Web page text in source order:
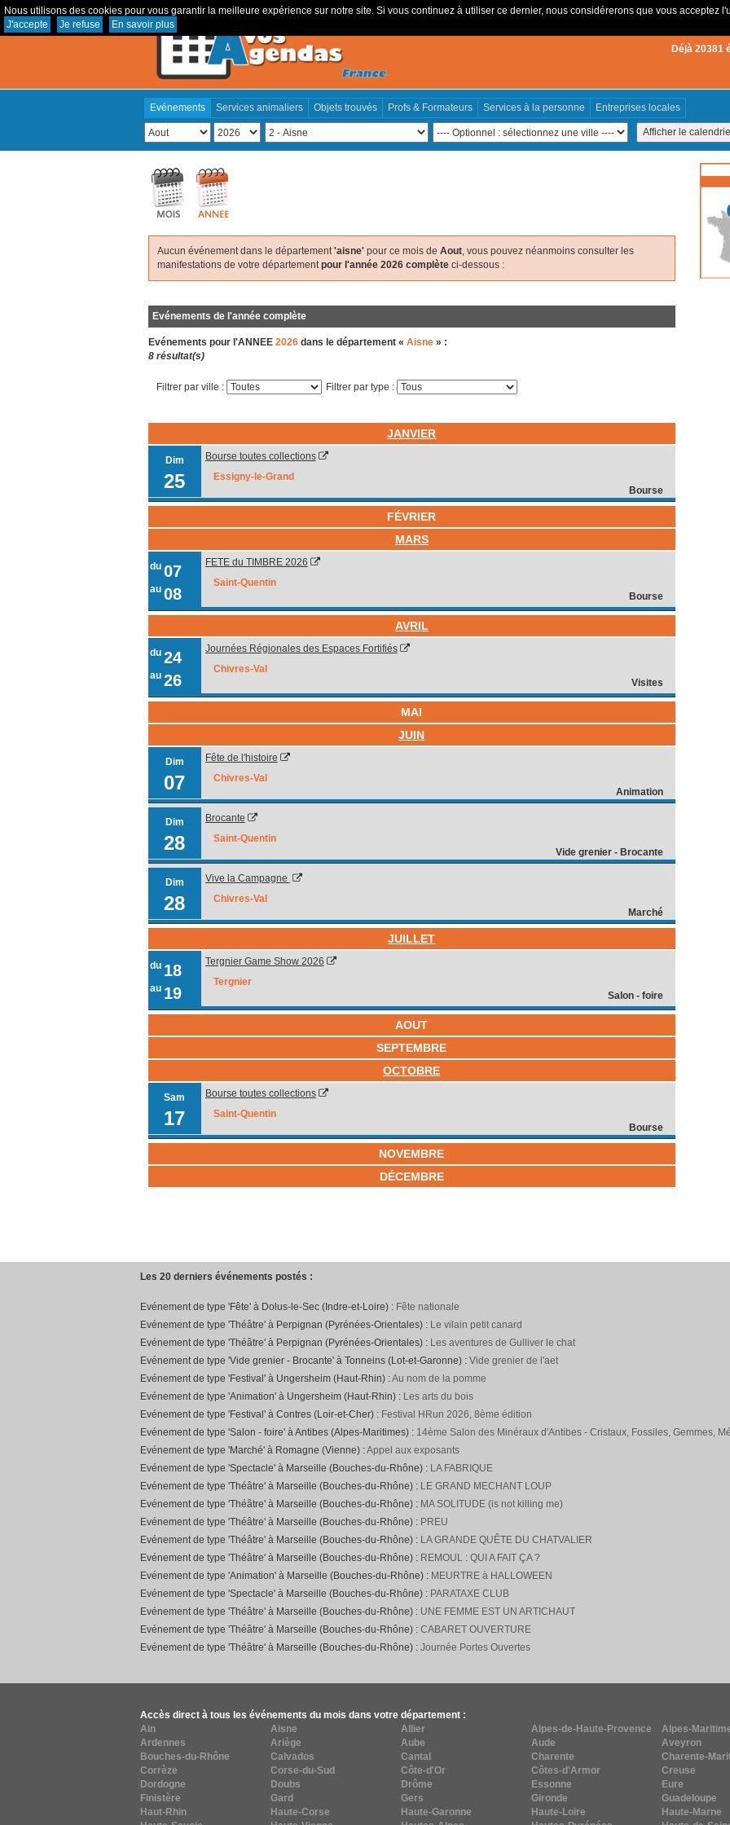
Nous utilisons des cookies pour vous garantir la meilleure expérience sur notre site. Si vous continuez à utiliser ce dernier, nous considérerons que vous acceptez
J'accepte
Je refuse En savoir plus
Déjà 20381
Evénements Services animaliers Objets trouvés Profs & Formateurs Services à la personne Entreprises locales
Aucun événement dans le département'aisne' pour ce mois de Aout, vous pouvez néanmoins consulter les
manifestations de votre départementpour l'année 2026 complète ci-dessous :
Evénements de l'année complète
Evénements pour l'ANNEE 2026 dans le département « Aisne » :
8 résultat(s)
Filtrer par ville : Filtrer par type :
JANVIER
Dim
25
Bourse toutes collections
Essigny-le-Grand
Bourse
FÉVRIER
MARS
du 07
au 08
FETE du TIMBRE 2026
Saint-Quentin
Bourse
AVRIL
du 24
au 26
Journées Régionales des Espaces Fortifiés
Chivres-Val
Visites
MAI
JUIN
Dim
07
Fête de l'histoire
Chivres-Val
Animation
Dim
28
Brocante
Saint-Quentin
Vide grenier - Brocante
Dim
28
Vive la Campagne
Chivres-Val
Marché
JUILLET
du 18
au 19
Tergnier Game Show 2026
Tergnier
Salon - foire
AOUT
SEPTEMBRE
OCTOBRE
Sam
17
Bourse toutes collections
Saint-Quentin
Bourse
NOVEMBRE
DÉCEMBRE
Les 20 derniers événements postés :
Evénement de type 'Fête' à Dolus-le-Sec (Indre-et-Loire) : Fête nationale
Evénement de type 'Théâtre' à Perpignan (Pyrénées-Orientales) : Le vilain petit canard
Evénement de type 'Théâtre' à Perpignan (Pyrénées-Orientales) : Les aventures de Gulliver le chat
Evénement de type 'Vide grenier - Brocante' à Tonneins (Lot-et-Garonne) : Vide grenier de l'aet
Evénement de type 'Festival' à Ungersheim (Haut-Rhin) :Au nom de la pomme
Evénement de type 'Animation' à Ungersheim (Haut-Rhin) : Les arts du bois
Evénement de type 'Festival' à Contres (Loir-et-Cher) : Festival HRun 2026, 8ème édition
Evénement de type 'Salon - foire' à Antibes (Alpes-Maritimes) : 14ème Salon des Minéraux d'Antibes - Cristaux, Fossiles, Gemmes,
Evénement de type 'Marché' à Romagne (Vienne) :Appel aux exposants
Evénement de type 'Spectacle' à Marseille (Bouches-du-Rhône) : LA FABRIQUE
Evénement de type 'Théâtre' à Marseille (Bouches-du-Rhône) : LE GRAND MECHANT LOUP
Evénement de type 'Théâtre' à Marseille (Bouches-du-Rhône) : MA SOLITUDE (is not killing me)
Evénement de type 'Théâtre' à Marseille (Bouches-du-Rhône) : PREU
Evénement de type 'Théâtre' à Marseille (Bouches-du-Rhône) : LA GRANDE QUÊTE DU CHATVALIER
Evénement de type 'Théâtre' à Marseille (Bouches-du-Rhône) : REMOUL : QUI A FAIT ÇA ?
Evénement de type 'Animation' à Marseille (Bouches-du-Rhône) : MEURTRE à HALLOWEEN
Evénement de type 'Spectacle' à Marseille (Bouches-du-Rhône) : PARATAXE CLUB
Evénement de type 'Théâtre' à Marseille (Bouches-du-Rhône) : UNE FEMME EST UN ARTICHAUT
Evénement de type 'Théâtre' à Marseille (Bouches-du-Rhône) : CABARET OUVERTURE
Evénement de type 'Théâtre' à Marseille (Bouches-du-Rhône) : Journée Portes Ouvertes
Accès direct à tous les événements du mois dans votre département :
Ain
Aisne Allier Alpes-de-Haute-Provence Alpes-
Ardennes
Ariège Aube Aude Aveyron
Bouches-du-Rhône
Calvados Cantal Charente Charente-
Corrèze
Corse-du-Sud Côte-d'Or Côtes-d'Armor Creuse
Dordogne
Doubs Drôme Essonne Eure
Finistère
Gard Gers Gironde Guadeloupe
Haut-Rhin
Haute-Corse Haute-Garonne Haute-Loire Haute-Marne